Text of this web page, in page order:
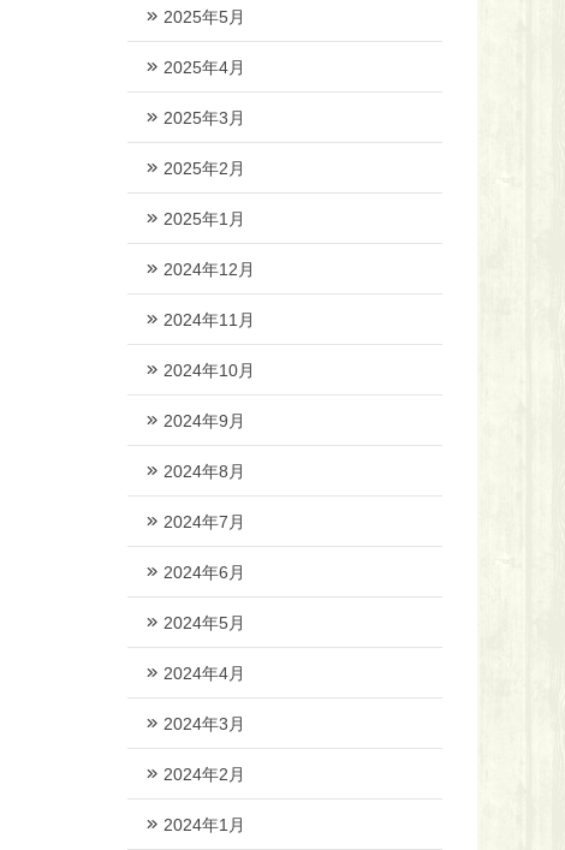
2025年5月
2025年4月
2025年3月
2025年2月
2025年1月
2024年12月
2024年11月
2024年10月
2024年9月
2024年8月
2024年7月
2024年6月
2024年5月
2024年4月
2024年3月
2024年2月
2024年1月